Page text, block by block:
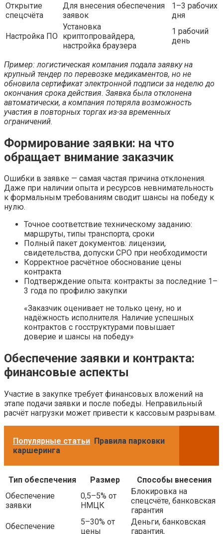
Открытие
спецсчёта
Для внесения обеспечения
заявок
1–3 рабочих
дня
Настройка ПО
Установка
криптопровайдера,
настройка браузера
1 рабочий
день
Пример: логистическая компания подала заявку на
крупный тендер по перевозке медикаментов, но не
обновила сертификат электронной подписи за неделю до
окончания срока действия. Заявка была отклонена
автоматически, а компания потеряла возможность
участия в повторных торгах из-за временных
ограничений.
Формирование заявки: на что
обращает внимание заказчик
Ошибки в заявке — самая частая причина отклонения.
Даже при наличии опыта и ресурсов невнимательность
к формальным требованиям сводит шансы на победу к
нулю.
Точное соответствие техническому заданию:
маршруты, типы транспорта, сроки
Полный пакет документов: лицензии,
свидетельства, допуски СРО при необходимости
Корректное расчётное обоснование цены
контракта
Подтверждение опыта: контракты за последние 1–
3 года по профилю закупки
«Заказчик оценивает не только цену, но и
надёжность исполнителя. Наличие успешных
контрактов с госструктурами повышает
доверие и шансы на победу»
Обеспечение заявки и контракта:
финансовые аспекты
Участие в закупке требует финансовых вложений на
этапе подачи заявки и после победы. Неправильный
расчёт нагрузки может привести к кассовым разрывам.
Популярные статьи Правила парковки
каршеринга
Тип обеспечения Размер
Способы внесения
Обеспечение
заявки
0,5–5% от
НМЦК
Блокировка на
спецсчёте, банковская
гарантия
Обеспечение
5–30% от
цены
Деньги, банковская
гарантия,